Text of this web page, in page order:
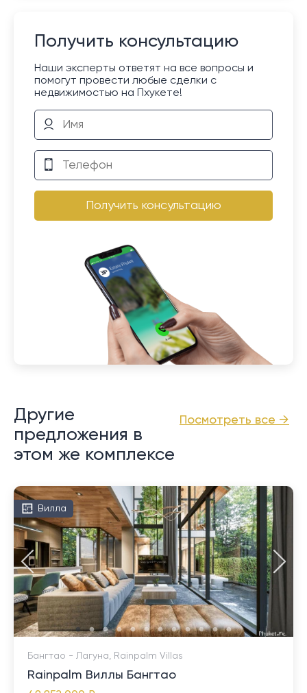
Получить консультацию
Наши эксперты ответят на все вопросы и
помогут провести любые сделки с
недвижимостью на Пхукете!
Получить консультацию
Посмотреть все →
Другие
предложения в
этом же комплексе
Вилла
Бангтао - Лагуна, Rainpalm Villas
Rainpalm Виллы Бангтао